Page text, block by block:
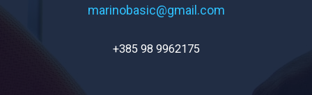
marinobasic@gmail.com
+385 98 9962175